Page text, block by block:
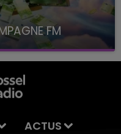
FM
à 8H10
ACTUS